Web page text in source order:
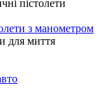
пістолети
з манометром
для миття